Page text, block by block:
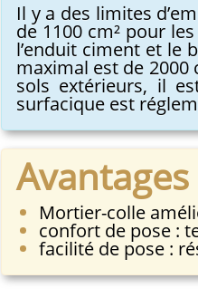
Il y a des limites
de 1100 cm² pour
l’enduit ciment et le
maximal est de 2000
sols extérieurs, il
surfacique est
Avantages
Mortier-colle
confort de pose :
facilité de pose :